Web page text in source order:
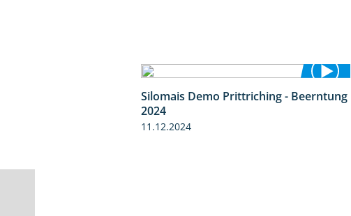
12:28
Silomais Demo Prittriching - Beerntung
2024
11.12.2024